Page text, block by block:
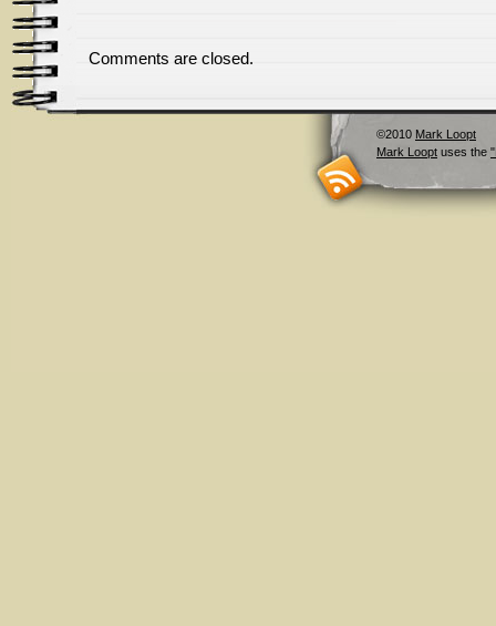
Comments are closed.
©2010 Mark Loopt
Mark Loopt uses the